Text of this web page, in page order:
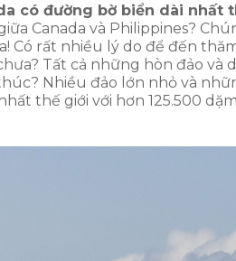
có đường bờ biển dài nhất
Canada và Philippines?
Có rất nhiều lý do để đến
Tất cả những hòn đảo
Nhiều đảo lớn nhỏ và
thế giới với hơn 125.500